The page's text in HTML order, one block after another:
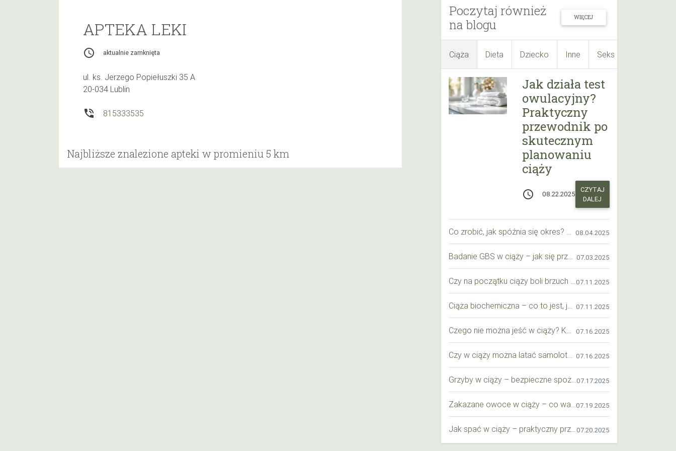
Poczytaj również
na blogu
WIĘCEJ
Ciąża Dieta Dziecko Inne Seks
Jak działa test
owulacyjny?
Praktyczny
przewodnik po
skutecznym
planowaniu
ciąży
access_time 08.22.2025
CZYTAJ
DALEJ
08.04.2025
07.03.2025
07.11.2025
07.11.2025
07.16.2025
07.16.2025
07.17.2025
07.19.2025
07.20.2025
APTEKA LEKI
access_time aktualnie zamknięta
ul. ks. Jerzego Popiełuszki 35 A
20-034 Lublin
phone_in_talk 815333535
Najbliższe znalezione apteki w promieniu 5 km